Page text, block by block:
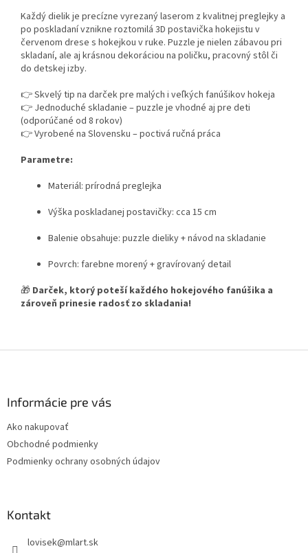
Každý dielik je precízne vyrezaný laserom z kvalitnej preglejky a
po poskladaní vznikne roztomilá 3D postavička hokejistu v
červenom drese s hokejkou v ruke. Puzzle je nielen zábavou pri
skladaní, ale aj krásnou dekoráciou na poličku, pracovný stôl či
do detskej izby.
👉 Skvelý tip na darček pre malých i veľkých fanúšikov hokeja
👉 Jednoduché skladanie – puzzle je vhodné aj pre deti
(odporúčané od 8 rokov)
👉 Vyrobené na Slovensku – poctivá ručná práca
Parametre:
Materiál: prírodná preglejka
Výška poskladanej postavičky: cca 15 cm
Balenie obsahuje: puzzle dieliky + návod na skladanie
Povrch: farebne morený + gravírovaný detail
🎁 Darček, ktorý poteší každého hokejového fanúšika a
zároveň prinesie radosť zo skladania!
Informácie pre vás
Ako nakupovať
Obchodné podmienky
Podmienky ochrany osobných údajov
Kontakt
lovisek@mlart.sk